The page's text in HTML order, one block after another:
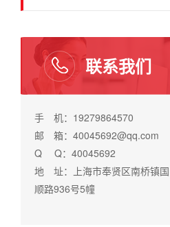
联系我们
手 机：19279864570
邮 箱：40045692@qq.com
Q Q：40045692
地 址：上海市奉贤区南桥镇国
顺路936号5幢